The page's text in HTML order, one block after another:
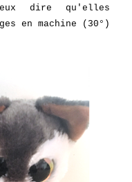
dire qu'elles
en machine (30°)